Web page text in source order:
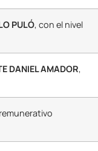
PULÓ, con el nivel
DANIEL AMADOR,